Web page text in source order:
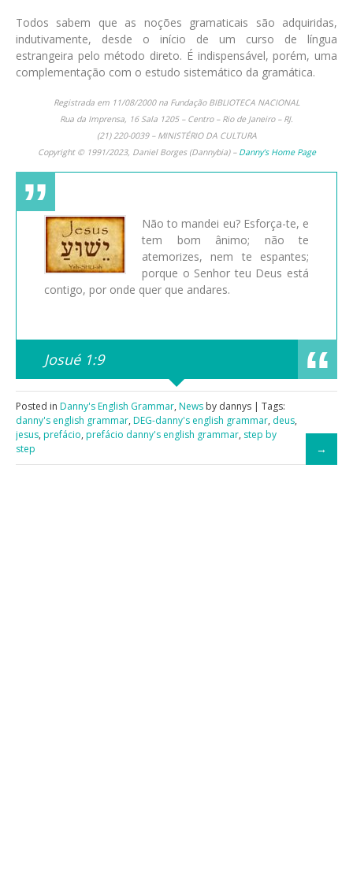
Todos sabem que as noções gramaticais são adquiridas,
indutivamente, desde o início de um curso de língua
estrangeira pelo método direto. É indispensável, porém, uma
complementação com o estudo sistemático da gramática.
Registrada em 11/08/2000 na Fundação BIBLIOTECA NACIONAL
Rua da Imprensa, 16 Sala 1205 – Centro – Rio de Janeiro – RJ.
(21) 220-0039 – MINISTÉRIO DA CULTURA
Copyright © 1991/2023, Daniel Borges (Dannybia) – Danny’s Home Page
Não to mandei eu? Esforça-te, e
tem bom ânimo; não te
atemorizes, nem te espantes;
porque o Senhor teu Deus está
contigo, por onde quer que andares.
Josué 1:9
Posted in Danny's English Grammar, News by dannys | Tags:
danny's english grammar, DEG-danny's english grammar, deus,
jesus, prefácio, prefácio danny's english grammar, step by
step